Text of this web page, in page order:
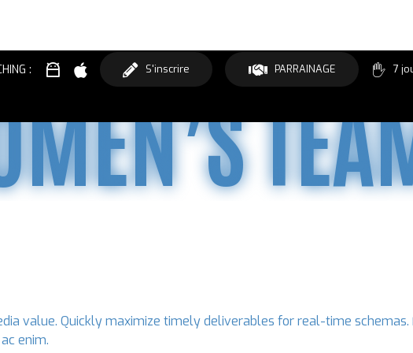
: S'inscrire PARRAINAGE 7
value. Quickly maximize timely deliverables for real-time schemas.
enim.